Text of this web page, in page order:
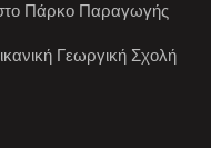
στο Πάρκο Παραγωγής
Γεωργική Σχολή